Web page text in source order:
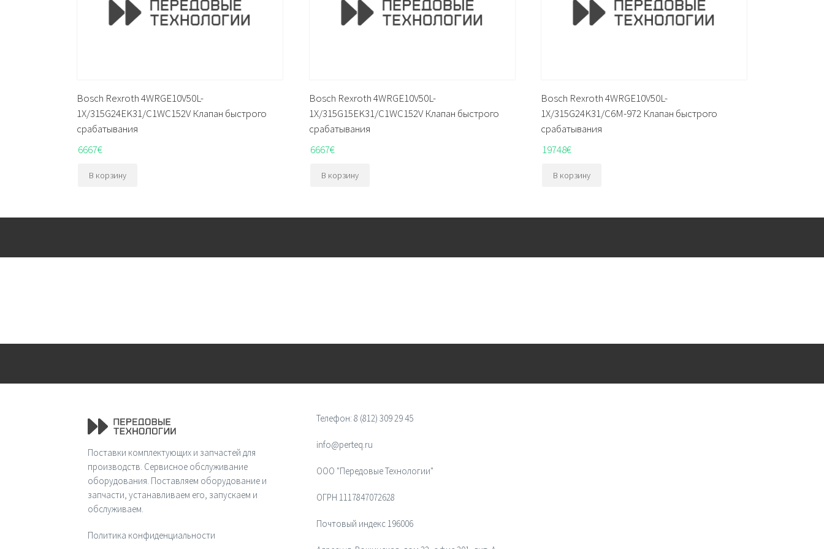
Bosch Rexroth 4WRGE10V50L-
1X/315G24EK31/C1WC152V Клапан быстрого
срабатывания
6667€
В корзину
Bosch Rexroth 4WRGE10V50L-
1X/315G15EK31/C1WC152V Клапан быстрого
срабатывания
6667€
В корзину
Bosch Rexroth 4WRGE10V50L-
1X/315G24K31/C6M-972 Клапан быстрого
срабатывания
19748€
В корзину
Поставки комплектующих и запчастей для
производств. Сервисное обслуживание
оборудования. Поставляем оборудование и
запчасти, устанавливаем его, запускаем и
обслуживаем.
Политика конфиденциальности
Телефон: 8 (812) 309 29 45
info@perteq.ru
ООО "Передовые Технологии"
ОГРН 1117847072628
Почтовый индекс 196006